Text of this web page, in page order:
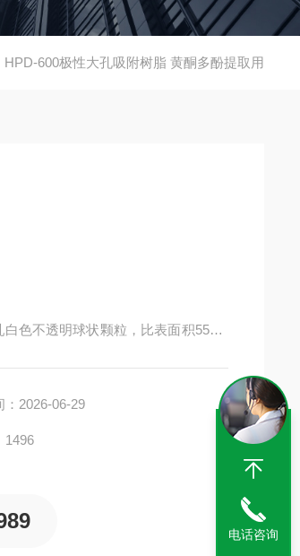
HPD-600极性大孔吸附树脂 黄酮多酚提取用
色不透明球状颗粒，比表面积550-6
：2026-06-29
1496
电话咨询